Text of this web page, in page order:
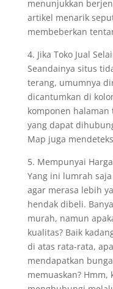
menunjukkan
artikel menarik
membeberkan
4. Jika Toko Jual
Seandainya situs
terang, umumnya
dicantumkan di
komponen
yang dapat
Map juga
5. Mempunyai
Yang ini lumrah
agar merasa lebih
hendak dibeli.
murah, namun
kualitas? Baik
di atas rata-rata,
mendapatkan
memuaskan?